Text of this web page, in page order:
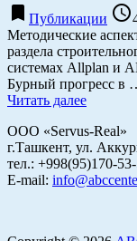
bookmark Публикации access_time
Методические
раздела
системах Allplan и
Бурный прогресс в
Читать далее
ООО «Servus-Real»
г.Ташкент, ул.
тел.: +998(95)170-
E-mail: